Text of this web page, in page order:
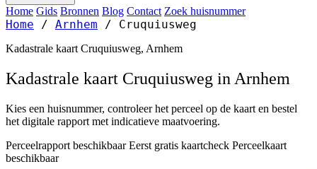
Home Gids Bronnen Blog Contact Zoek huisnummer
Home / Arnhem / Cruquiusweg
Kadastrale kaart Cruquiusweg, Arnhem
Kadastrale kaart Cruquiusweg in Arnhem
Kies een huisnummer, controleer het perceel op de kaart en bestel
het digitale rapport met indicatieve maatvoering.
Perceelrapport beschikbaar Eerst gratis kaartcheck Perceelkaart
beschikbaar